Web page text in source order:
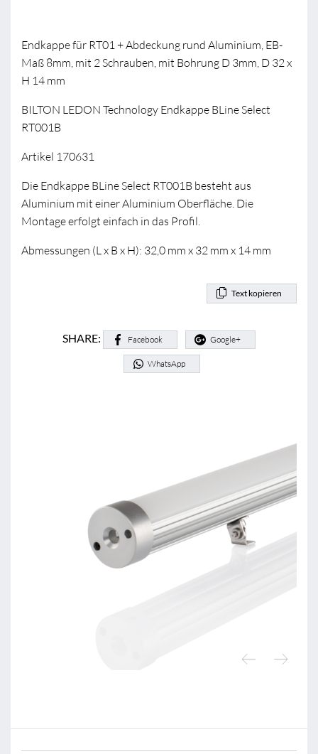
Endkappe für RT01 + Abdeckung rund Aluminium, EB-
Maß 8mm, mit 2 Schrauben, mit Bohrung D 3mm, D 32 x
H 14 mm
BILTON LEDON Technology Endkappe BLine Select
RT001B
Artikel 170631
Die Endkappe BLine Select RT001B besteht aus
Aluminium mit einer Aluminium Oberfläche. Die
Montage erfolgt einfach in das Profil.
Abmessungen (L x B x H): 32,0 mm x 32 mm x 14 mm
Text kopieren
SHARE: Facebook Google+
WhatsApp